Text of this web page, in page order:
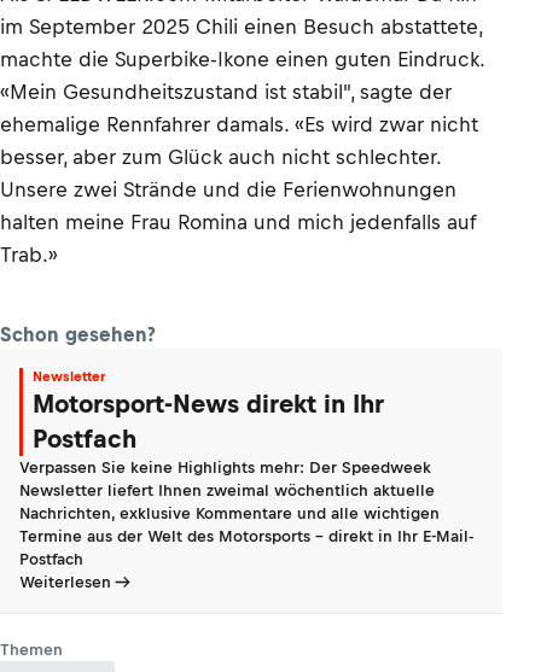
im September 2025 Chili einen Besuch abstattete,
machte die Superbike-Ikone einen guten Eindruck.
«Mein Gesundheitszustand ist stabil", sagte der
ehemalige Rennfahrer damals. «Es wird zwar nicht
besser, aber zum Glück auch nicht schlechter.
Unsere zwei Strände und die Ferienwohnungen
halten meine Frau Romina und mich jedenfalls auf
Trab.»
Schon gesehen?
Newsletter
Motorsport-News direkt in Ihr
Postfach
Verpassen Sie keine Highlights mehr: Der Speedweek
Newsletter liefert Ihnen zweimal wöchentlich aktuelle
Nachrichten, exklusive Kommentare und alle wichtigen
Termine aus der Welt des Motorsports - direkt in Ihr E-Mail-
Postfach
Weiterlesen
Themen